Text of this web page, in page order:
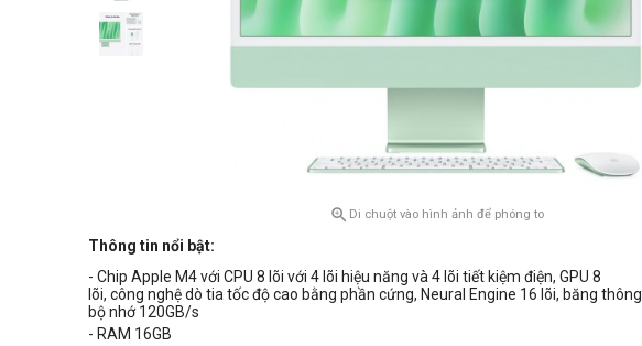
 Di chuột vào hình ảnh để phóng to
Thông tin nổi bật:
- Chip Apple M4 với CPU 8 lõi với 4 lõi hiệu năng và 4 lõi tiết kiệm điện, GPU 8
lõi, công nghệ dò tia tốc độ cao bằng phần cứng, Neural Engine 16 lõi, băng thông
bộ nhớ 120GB/s
- RAM 16GB